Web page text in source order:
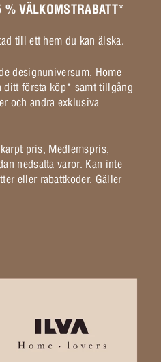
VÄLKOMSTRABATT*
till ett hem du kan älska.
designuniversum, Home
ditt första köp* samt tillgång
och andra exklusiva
pris, Medlemspris,
nedsatta varor. Kan inte
eller rabattkoder. Gäller